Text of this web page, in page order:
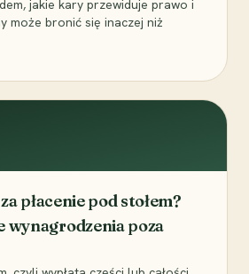
jakie kary przewiduje prawo i
może bronić się inaczej niż
płacenie pod stołem?
wynagrodzenia poza